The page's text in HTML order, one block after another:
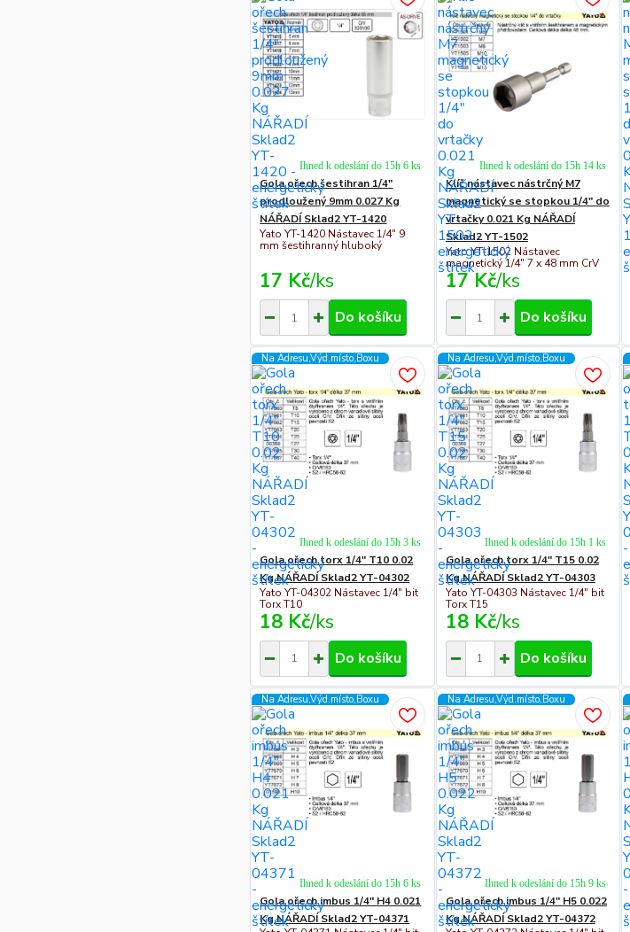
Gola ořech šestihran 1/4"
prodloužený 9mm 0.027 Kg
NÁŘADÍ Sklad2 YT-1420
Yato YT-1420 Nástavec 1/4" 9
mm šestihranný hluboký
17 Kč/ks
Ihned k odeslání do 15h 6 ks
Do košíku
Klíč nástavec nástrčný M7
magnetický se stopkou 1/4" do
vrtačky 0.021 Kg NÁŘADÍ
Sklad2 YT-1502
Yato YT-1502 Nástavec
magnetický 1/4" 7 x 48 mm CrV
17 Kč/ks
Ihned k odeslání do 15h 14 ks
Do košíku
Na Adresu,Výd.místo,Boxu
Gola ořech torx 1/4" T10 0.02
Kg NÁŘADÍ Sklad2 YT-04302
Yato YT-04302 Nástavec 1/4" bit
Torx T10
18 Kč/ks
Ihned k odeslání do 15h 3 ks
Do košíku
Na Adresu,Výd.místo,Boxu
Gola ořech torx 1/4" T15 0.02
Kg NÁŘADÍ Sklad2 YT-04303
Yato YT-04303 Nástavec 1/4" bit
Torx T15
18 Kč/ks
Ihned k odeslání do 15h 1 ks
Do košíku
Na Adresu,Výd.místo,Boxu
Gola ořech imbus 1/4" H4 0.021
Kg NÁŘADÍ Sklad2 YT-04371
Ihned k odeslání do 15h 6 ks
Na Adresu,Výd.místo,Boxu
Gola ořech imbus 1/4" H5 0.022
Kg NÁŘADÍ Sklad2 YT-04372
Ihned k odeslání do 15h 9 ks